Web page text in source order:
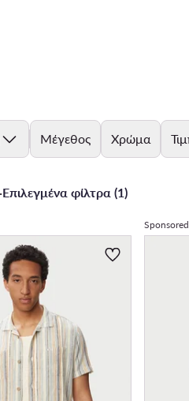
Μέγεθος Χρώμα
·Επιλεγμένα φίλτρα (1)
Sponsored